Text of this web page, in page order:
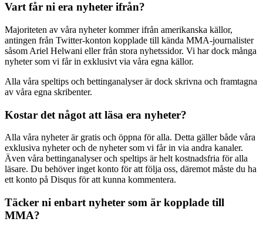
Vart får ni era nyheter ifrån?
Majoriteten av våra nyheter kommer ifrån amerikanska källor,
antingen från Twitter-konton kopplade till kända MMA-journalister
såsom Ariel Helwani eller från stora nyhetssidor. Vi har dock många
nyheter som vi får in exklusivt via våra egna källor.
Alla våra speltips och bettinganalyser är dock skrivna och framtagna
av våra egna skribenter.
Kostar det något att läsa era nyheter?
Alla våra nyheter är gratis och öppna för alla. Detta gäller både våra
exklusiva nyheter och de nyheter som vi får in via andra kanaler.
Även våra bettinganalyser och speltips är helt kostnadsfria för alla
läsare. Du behöver inget konto för att följa oss, däremot måste du ha
ett konto på Disqus för att kunna kommentera.
Täcker ni enbart nyheter som är kopplade till
MMA?